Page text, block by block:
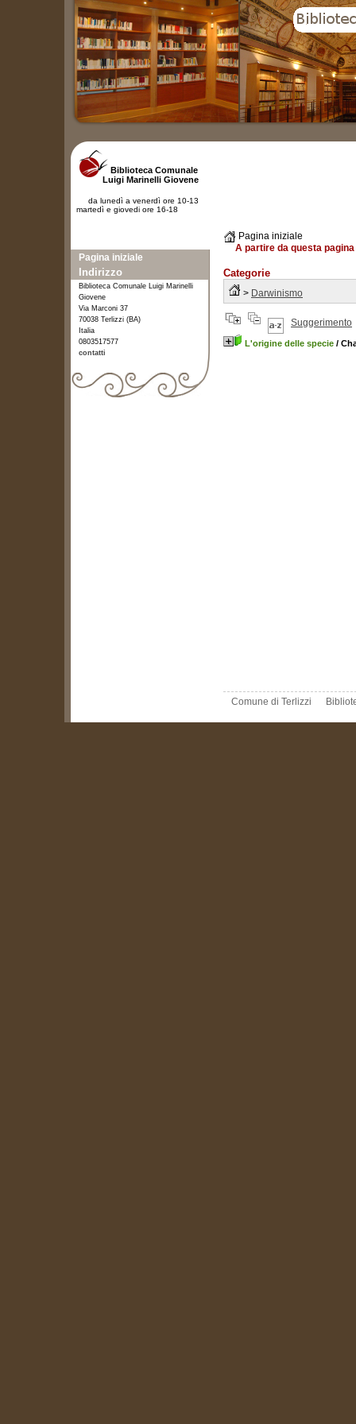
Pagina iniziale
A partire da questa
Categorie
> Darwinismo
Suggerimento
L'origine delle specie /
Comune di Terlizzi
Biblioteca Comunale
Luigi Marinelli Giovene
da lunedì a venerdì ore 10-13
martedì e giovedi ore 16-18
Pagina iniziale
Indirizzo
Biblioteca Comunale Luigi Marinelli
Giovene
Via Marconi 37
70038 Terlizzi (BA)
Italia
0803517577
contatti